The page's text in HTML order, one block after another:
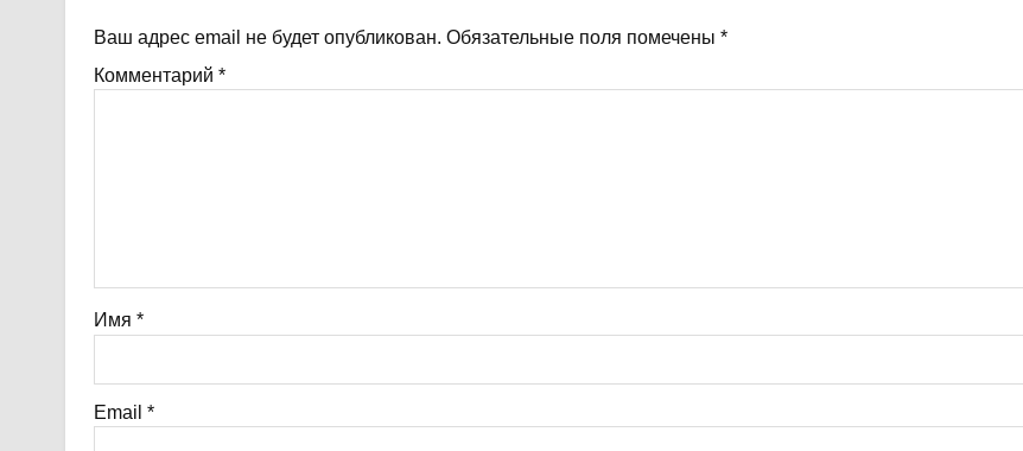
Ваш адрес email не будет опубликован. Обязательные поля помечены *
Комментарий *
Имя *
Email *